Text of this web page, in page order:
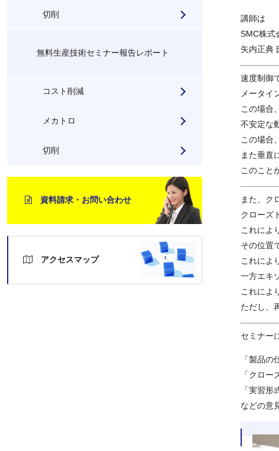
切削
無料生産技術セミナー報告レポート
コスト削減
メカトロ
切削
資料請求・お問い合わせ
アクセスマップ
講師は
SMC株式
矢内正典
速度制御
メータイ
この場合
不安定な
この場合
また垂直
このこと
また、ク
クローズ
これによ
その位置
これによ
一方エキ
これによ
ただし、
セミナー
「製品の
「クロ
「実習形
などの意